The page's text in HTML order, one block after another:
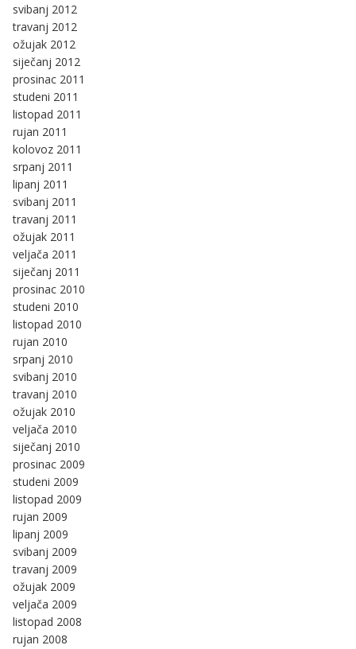
svibanj 2012
travanj 2012
ožujak 2012
siječanj 2012
prosinac 2011
studeni 2011
listopad 2011
rujan 2011
kolovoz 2011
srpanj 2011
lipanj 2011
svibanj 2011
travanj 2011
ožujak 2011
veljača 2011
siječanj 2011
prosinac 2010
studeni 2010
listopad 2010
rujan 2010
srpanj 2010
svibanj 2010
travanj 2010
ožujak 2010
veljača 2010
siječanj 2010
prosinac 2009
studeni 2009
listopad 2009
rujan 2009
lipanj 2009
svibanj 2009
travanj 2009
ožujak 2009
veljača 2009
listopad 2008
rujan 2008